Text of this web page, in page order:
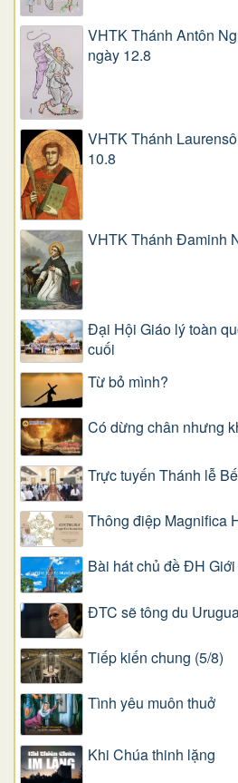
VHTK Thánh Antôn
ngày 12.8
VHTK Thánh
10.8
VHTK Thánh Đaminh
Đại Hội Giáo lý toàn
cuối
Từ bỏ mình?
Có dừng chân nhưng
Trực tuyến Thánh lễ
Thông điệp Magnifica
Bài hát chủ đề ĐH
ĐTC sẽ tông du
Tiếp kiến chung (5/8)
Tình yêu muôn thuở
Khi Chúa thinh lặng